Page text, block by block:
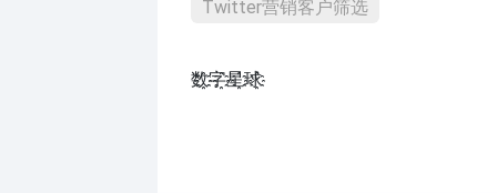
Twitter营销客户筛选
数҈字҈星҈球҈͏